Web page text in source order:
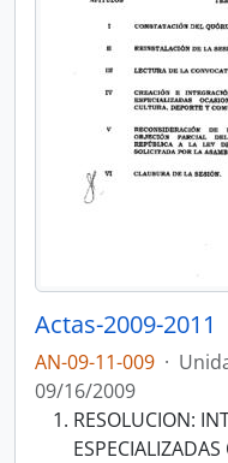
Actas-2009-2011
AN-09-11-009 ·
09/16/2009
RESOLUCION: